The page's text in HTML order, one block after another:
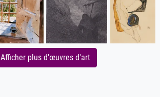
Afficher plus d'œuvres d'art